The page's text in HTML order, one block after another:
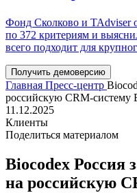
Фонд Сколково и TAdviser
по 372 критериям и
всего подходит для
Получить демоверсию
Главная Пресс-центр
российскую CRM-систему
11.12.2025
Клиенты
Поделиться материалом
Biocodex Россия
на российскую